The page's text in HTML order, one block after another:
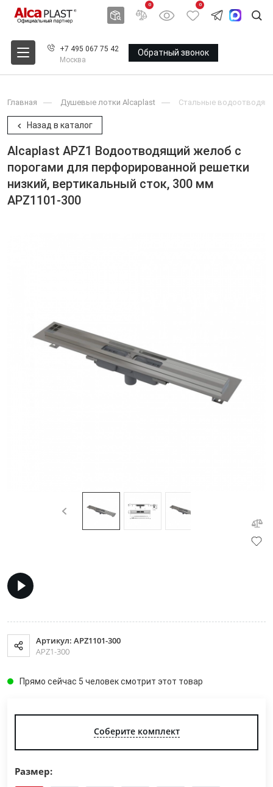
0 0
+7 495 067 75 42
Москва
Обратный звонок
Главная Душевые лотки Alcaplast Стальные
Назад в каталог
Alcaplast APZ1 Водоотводящий желоб с
порогами для перфорированной решетки
низкий, вертикальный сток, 300 мм
APZ1101-300
Артикул: APZ1101-300
APZ1-300
Прямо сейчас 5 человек смотрит этот товар
Соберите комплект
Размер: